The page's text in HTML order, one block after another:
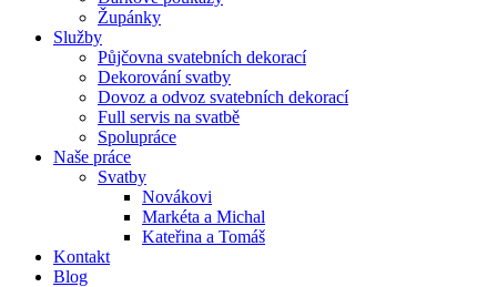
Župánky
Služby
Půjčovna svatebních dekorací
Dekorování svatby
Dovoz a odvoz svatebních dekorací
Full servis na svatbě
Spolupráce
Naše práce
Svatby
Novákovi
Markéta a Michal
Kateřina a Tomáš
Kontakt
Blog